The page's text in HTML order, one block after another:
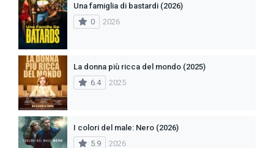
Una famiglia di bastardi (2026)
0
2026
La donna più ricca del mondo (2025)
6.4
2025
I colori del male: Nero (2026)
5.9
2026